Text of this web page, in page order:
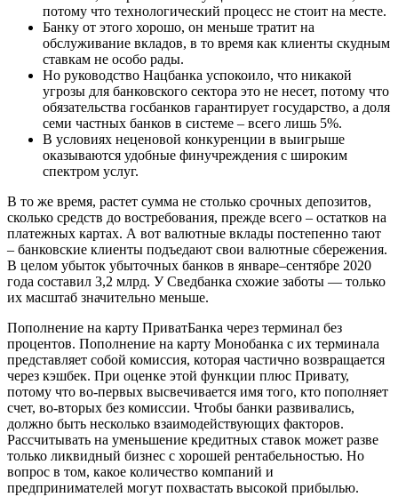
потому что технологический процесс не стоит на месте.
Банку от этого хорошо, он меньше тратит на
обслуживание вкладов, в то время как клиенты скудным
ставкам не особо рады.
Но руководство Нацбанка успокоило, что никакой
угрозы для банковского сектора это не несет, потому что
обязательства госбанков гарантирует государство, а доля
семи частных банков в системе – всего лишь 5%.
В условиях неценовой конкуренции в выигрыше
оказываются удобные финучреждения с широким
спектром услуг.
В то же время, растет сумма не столько срочных депозитов,
сколько средств до востребования, прежде всего – остатков на
платежных картах. А вот валютные вклады постепенно тают
– банковские клиенты подъедают свои валютные сбережения.
В целом убыток убыточных банков в январе–сентябре 2020
года составил 3,2 млрд. У Сведбанка схожие заботы — только
их масштаб значительно меньше.
Пополнение на карту ПриватБанка через терминал без
процентов. Пополнение на карту Монобанка с их терминала
представляет собой комиссия, которая частично возвращается
через кэшбек. При оценке этой функции плюс Привату,
потому что во-первых высвечивается имя того, кто пополняет
счет, во-вторых без комиссии. Чтобы банки развивались,
должно быть несколько взаимодействующих факторов.
Рассчитывать на уменьшение кредитных ставок может разве
только ликвидный бизнес с хорошей рентабельностью. Но
вопрос в том, какое количество компаний и
предпринимателей могут похвастать высокой прибылью.